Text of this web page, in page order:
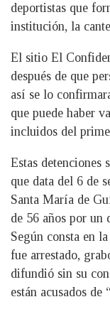
deportistas que
institución, la
El sitio El
después de que
así se lo
que puede haber
incluidos del
Estas detenciones
que data del 6 de
Santa María de
de 56 años por un
Según consta en
fue arrestado,
difundió sin su
están acusados de